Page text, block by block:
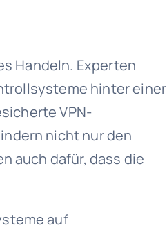
Handeln. Experten
hinter einer
VPN-
nicht nur den
auch dafür, dass die
auf